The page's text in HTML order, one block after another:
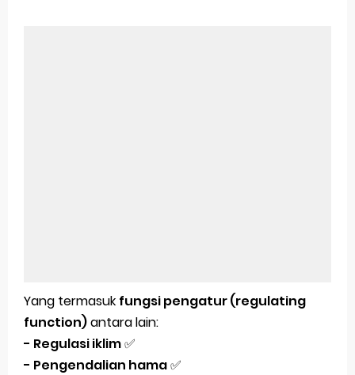
Yang termasuk fungsi pengatur (regulating
function)antara lain:
- Regulasi iklim✅
- Pengendalian hama✅